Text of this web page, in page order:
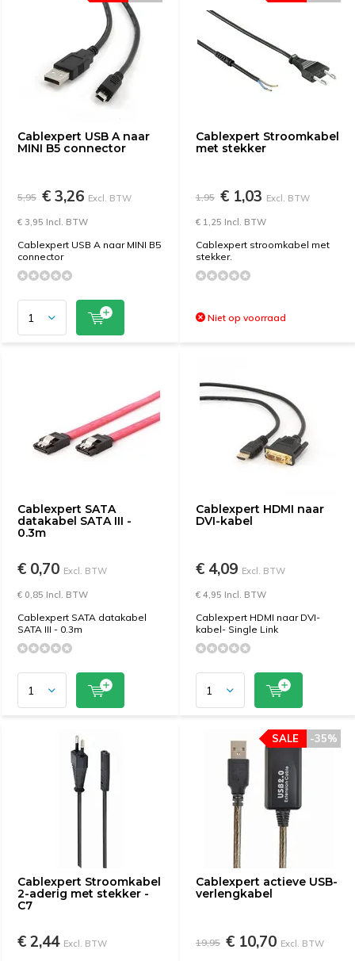
Cablexpert USB A naar
MINI B5 connector
5,95 € 3,26 Excl. BTW
€ 3,95 Incl. BTW
Cablexpert USB A naar MINI B5
connector
Cablexpert Stroomkabel
met stekker
1,95 € 1,03 Excl. BTW
€ 1,25 Incl. BTW
Cablexpert stroomkabel met
stekker.
Niet op voorraad
Cablexpert SATA
datakabel SATA III -
0.3m
€ 0,70 Excl. BTW
€ 0,85 Incl. BTW
Cablexpert SATA datakabel
SATA III - 0.3m
Cablexpert HDMI naar
DVI-kabel
€ 4,09 Excl. BTW
€ 4,95 Incl. BTW
Cablexpert HDMI naar DVI-
kabel- Single Link
Cablexpert Stroomkabel
2-aderig met stekker -
C7
€ 2,44 Excl. BTW
Cablexpert actieve USB-
verlengkabel
-35%
SALE
19,95 € 10,70 Excl. BTW